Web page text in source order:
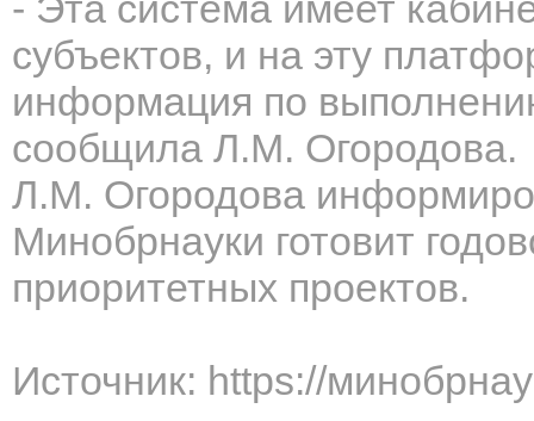
субъектов, и на эту
информация по
сообщила Л.М. Огородова.
Л.М. Огородова
Минобрнауки готовит
приоритетных проектов.
Источник: https://